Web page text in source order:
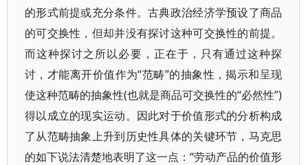
的形式前提或充分条件。古典政治经济学预设了商品
的可交换性，但却并没有探讨这种可交换性的前提。
而这种探讨之所以必要，正在于，只有通过这种探
讨，才能离开价值作为“范畴”的抽象性，揭示和呈现
使这种范畴的抽象性(也就是商品可交换性的“必然性”)
得以成立的现实运动。因此对于价值形式的分析构成
了从范畴抽象上升到历史性具体的关键环节，马克思
的如下说法清楚地表明了这一点：“劳动产品的价值形